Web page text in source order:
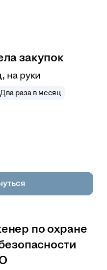
закупок
на руки
раза в месяц
по охране